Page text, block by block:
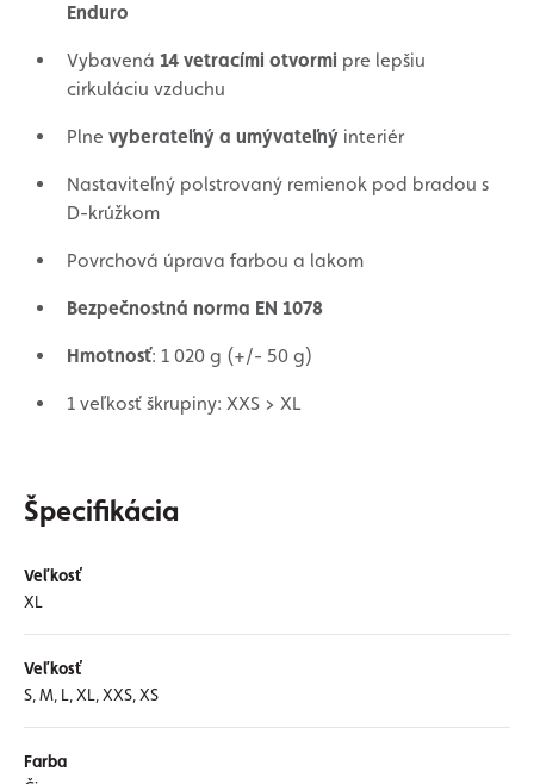
Enduro
Vybavená 14 vetracími otvormi pre lepšiu
cirkuláciu vzduchu
Plne vyberateľný a umývateľný interiér
Nastaviteľný polstrovaný remienok pod bradou s
D-krúžkom
Povrchová úprava farbou a lakom
Bezpečnostná norma EN 1078
Hmotnosť: 1 020 g (+/- 50 g)
1 veľkosť škrupiny: XXS > XL
Špecifikácia
Veľkosť
XL
Veľkosť
S, M, L, XL, XXS, XS
Farba